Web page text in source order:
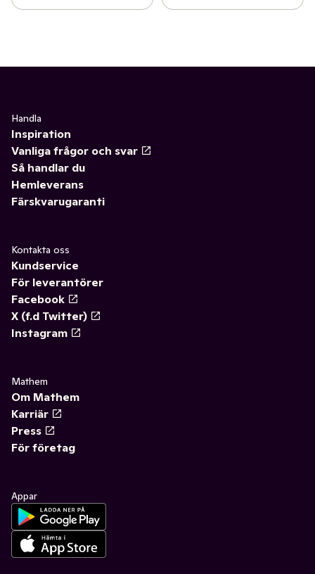
Handla
Inspiration
Vanliga frågor och svar
Så handlar du
Hemleverans
Färskvarugaranti
Kontakta oss
Kundservice
För leverantörer
Facebook
X (f.d Twitter)
Instagram
Mathem
Om Mathem
Karriär
Press
För företag
Appar